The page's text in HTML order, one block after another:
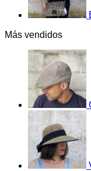
Más vendidos